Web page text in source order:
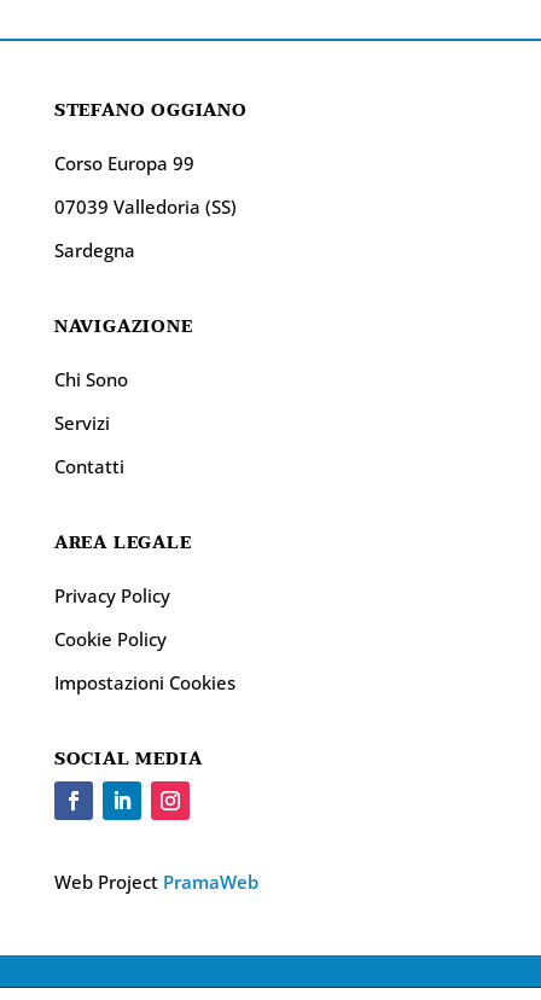
STEFANO OGGIANO
Corso Europa 99
07039 Valledoria (SS)
Sardegna
NAVIGAZIONE
Chi Sono
Servizi
Contatti
AREA LEGALE
Privacy Policy
Cookie Policy
Impostazioni Cookies
SOCIAL MEDIA
Web Project PramaWeb